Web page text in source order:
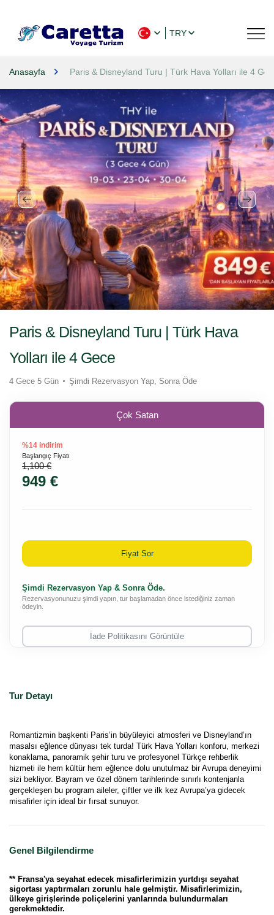
TRY
Anasayfa Paris & Disneyland Turu | Türk Hava Yolları ile 4
Tur Detayı
Romantizmin başkenti Paris’in büyüleyici atmosferi ve Disneyland’ın
masalsı eğlence dünyası tek turda! Türk Hava Yolları konforu, merkezi
konaklama, panoramik şehir turu ve profesyonel Türkçe rehberlik
hizmeti ile hem kültür hem eğlence dolu unutulmaz bir Avrupa deneyimi
sizi bekliyor. Bayram ve özel dönem tarihlerinde sınırlı kontenjanla
gerçekleşen bu program aileler, çiftler ve ilk kez Avrupa’ya gidecek
misafirler için ideal bir fırsat sunuyor.
Genel Bilgilendirme
** Fransa'ya seyahat edecek misafirlerimizin yurtdışı seyahat
sigortası yaptırmaları zorunlu hale gelmiştir. Misafirlerimizin,
ülkeye girişlerinde poliçelerini yanlarında bulundurmaları
gerekmektedir.
Paris & Disneyland Turu | Türk Hava
Yolları ile 4 Gece
4 Gece 5 Gün Şimdi Rezervasyon Yap, Sonra Öde
Çok Satan
%14 indirim
Başlangıç Fiyatı
1,100 €
949 €
Fiyat Sor
Şimdi Rezervasyon Yap & Sonra Öde.
Rezervasyonunuzu şimdi yapın, tur başlamadan önce istediğiniz zaman
ödeyin.
İade Politikasını Görüntüle